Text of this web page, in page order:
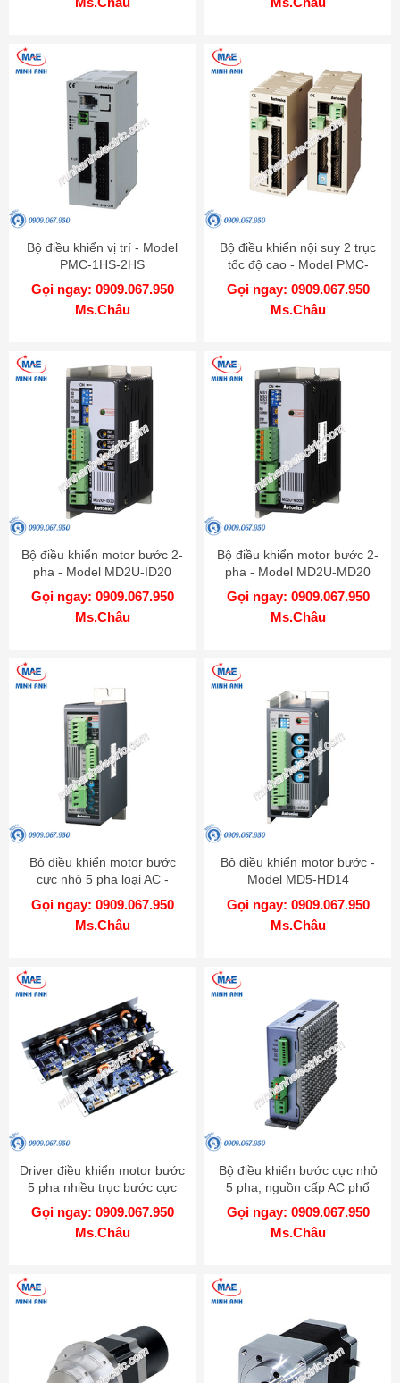
Bộ điều khiển vị trí - Model
PMC-1HS-2HS
Gọi ngay: 0909.067.950
Ms.Châu
Bộ điều khiển nội suy 2 trục
tốc độ cao - Model PMC-
2HSP
Gọi ngay: 0909.067.950
Ms.Châu
Bộ điều khiển motor bước 2-
pha - Model MD2U-ID20
Gọi ngay: 0909.067.950
Ms.Châu
Bộ điều khiển motor bước 2-
pha - Model MD2U-MD20
Gọi ngay: 0909.067.950
Ms.Châu
Bộ điều khiển motor bước
cực nhỏ 5 pha loại AC -
Model MD5-HF14
Gọi ngay: 0909.067.950
Ms.Châu
Bộ điều khiển motor bước -
Model MD5-HD14
Gọi ngay: 0909.067.950
Ms.Châu
Driver điều khiển motor bước
5 pha nhiều trục bước cực
nhỏ - Model MD5-HD14-2X-
3X
Gọi ngay: 0909.067.950
Ms.Châu
Bộ điều khiển bước cực nhỏ
5 pha, nguồn cấp AC phổ
biến - Model MD5-HF28
Gọi ngay: 0909.067.950
Ms.Châu